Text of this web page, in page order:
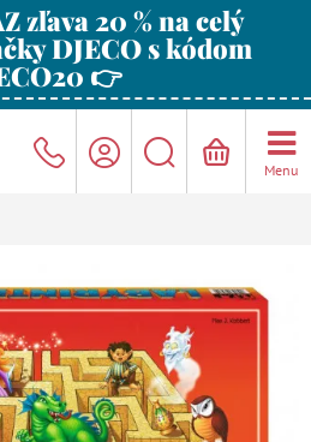
zľava 20 % na celý
DJECO s kódom
👉
Menu